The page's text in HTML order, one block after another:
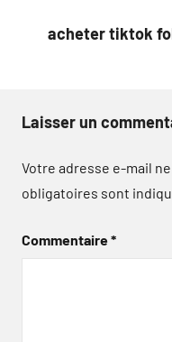
acheter tiktok
Laisser un
Votre adresse e-mail
obligatoires sont
Commentaire*